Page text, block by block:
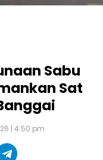
Sabu
Sat
| 4:50 pm